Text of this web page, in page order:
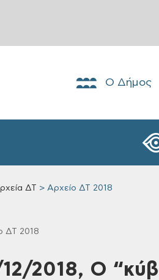
Ο Δήμος
ΔΤ Αρχείο ΔΤ 2018
ΔΤ 2018
2018, Ο